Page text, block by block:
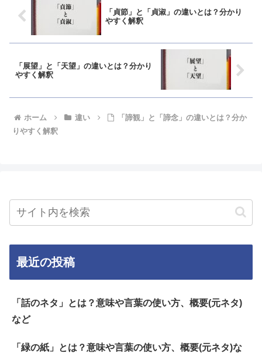
「貞節」と「貞淑」の違いとは？分かり
やすく解釈
「展望」と「天望」の違いとは？分かり
やすく解釈
ホーム 違い
「諦観」と「諦念」の違いとは？分か
りやすく解釈
最近の投稿
「話のネタ」とは？意味や言葉の使い方、概要(元ネタ)
など
「緑の紙」とは？意味や言葉の使い方、概要(元ネタ)な